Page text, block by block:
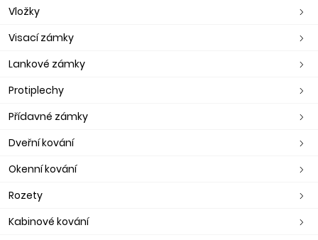
Vložky
Visací zámky
Lankové zámky
Protiplechy
Přídavné zámky
Dveřní kování
Okenní kování
Rozety
Kabinové kování